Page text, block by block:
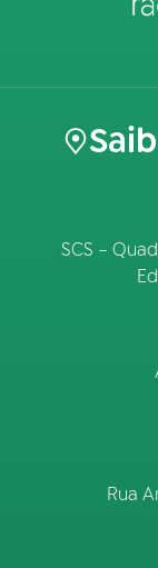
SCS –
Rua